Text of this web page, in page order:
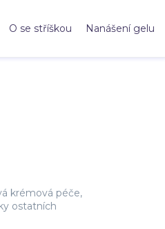
O se stříškou Nanášení gelu
krémová péče,
ostatních